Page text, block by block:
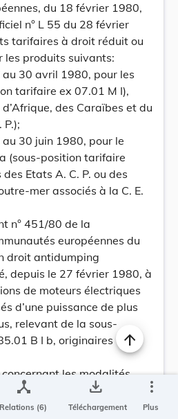
du 18 février 1980,
n° L 55 du 28 février
tarifaires à droit réduit ou
les produits suivants:
30 avril 1980, pour les
tarifaire ex 07.01 M I),
des Caraïbes et du
30 juin 1980, pour le
(sous-position tarifaire
Etats A. C. P. ou des
mer associés à la C. E.
n° 451/80 de la
européennes du
droit antidumping
depuis le 27 février 1980, à
de moteurs électriques
d’une puissance de plus
relevant de la sous-
B I b, originaires
les modalités
antidumping peuvent
les bureaux des douanes
device_hub
Relations (6)
save_alt
Téléchargement
more_vert
Plus